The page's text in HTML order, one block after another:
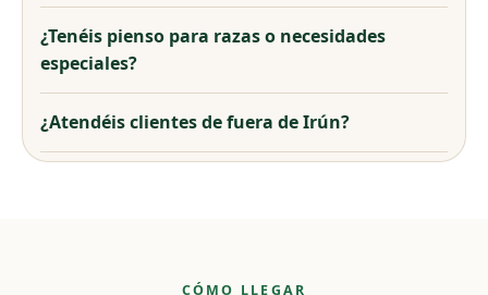
¿Tenéis pienso para razas o necesidades
especiales?
¿Atendéis clientes de fuera de Irún?
CÓMO LLEGAR